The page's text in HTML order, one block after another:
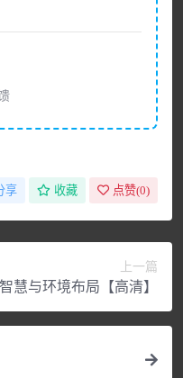
享 收藏 点赞(0)
上一篇
慧与环境布局【高清】